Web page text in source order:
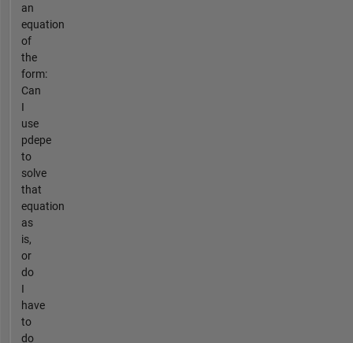
an
equation
of
the
form:
Can
I
use
pdepe
to
solve
that
equation
as
is,
or
do
I
have
to
do